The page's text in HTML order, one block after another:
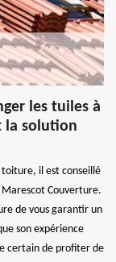
les tuiles à
la solution
il est conseillé
Marescot Couverture.
de vous garantir un
son expérience
certain de profiter de